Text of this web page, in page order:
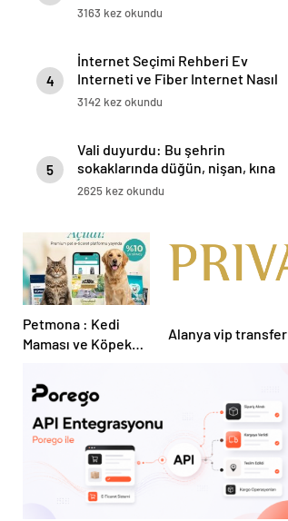
Ajansı ve Web Tasarım Ajansı
3163 kez okundu
4
İnternet Seçimi Rehberi Ev
Interneti ve Fiber Internet Nasıl
Doğru Tercih Edilir?
3142 kez okundu
5
Vali duyurdu: Bu şehrin
sokaklarında düğün, nişan, kına
gecesi yasaklandı
2625 kez okundu
Petmona : Kedi
Maması ve Köpek
Evcil Hayvan
Ürünleri
Alanya vip transfer